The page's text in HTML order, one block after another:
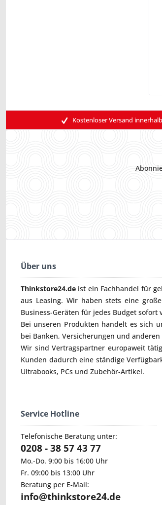
Kostenloser Versand
Über uns
Thinkstore24.de ist ein Fachhandel für
aus Leasing. Wir haben stets eine
Business-Geräten für jedes Budget sofort
Bei unseren Produkten handelt es sich
bei Banken, Versicherungen und
Wir sind Vertragspartner europaweit
Kunden dadurch eine ständige
Ultrabooks, PCs und Zubehör-Artikel.
Service Hotline
Telefonische Beratung unter:
0208 - 38 57 43 77
Mo.-Do. 9:00 bis 16:00 Uhr
Fr. 09:00 bis 13:00 Uhr
Beratung per E-Mail:
info@thinkstore24.de